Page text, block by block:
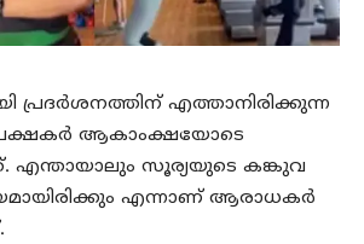
പ്രദര്‍ശനത്തിന് എത്താനിരിക്കുന്ന
ആകാംക്ഷയോടെ
എന്തായാലും സൂര്യയുടെ കങ്കുവ
എന്നാണ് ആരാധകര്‍